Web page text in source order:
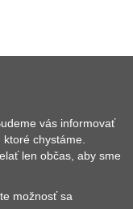
vás informovať
chystáme.
len občas, aby sme
možnosť sa